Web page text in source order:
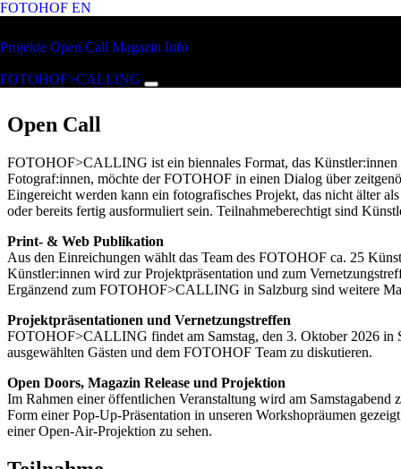
Zum Hauptinhalt springen
FOTOHOF EN
Projekte Open Call Magazin Info
FOTOHOF>CALLING
Open Call
FOTOHOF>CALLING ist ein biennales Format, das Künstler:innen
Fotograf:innen, möchte der FOTOHOF in einen Dialog über
Eingereicht werden kann ein fotografisches Projekt, das nicht älter
oder bereits fertig ausformuliert sein. Teilnahmeberechtigt sind
Print- & Web Publikation
Aus den Einreichungen wählt das Team des FOTOHOF ca. 25
Künstler:innen wird zur Projektpräsentation und zum
Ergänzend zum FOTOHOF>CALLING in Salzburg sind weitere
Projektpräsentationen und Vernetzungstreffen
FOTOHOF>CALLING findet am Samstag, den 3. Oktober 2026 in
ausgewählten Gästen und dem FOTOHOF Team zu diskutieren.
Open Doors, Magazin Release und Projektion
Im Rahmen einer öffentlichen Veranstaltung wird am
Form einer Pop-Up-Präsentation in unseren Workshopräumen
einer Open-Air-Projektion zu sehen.